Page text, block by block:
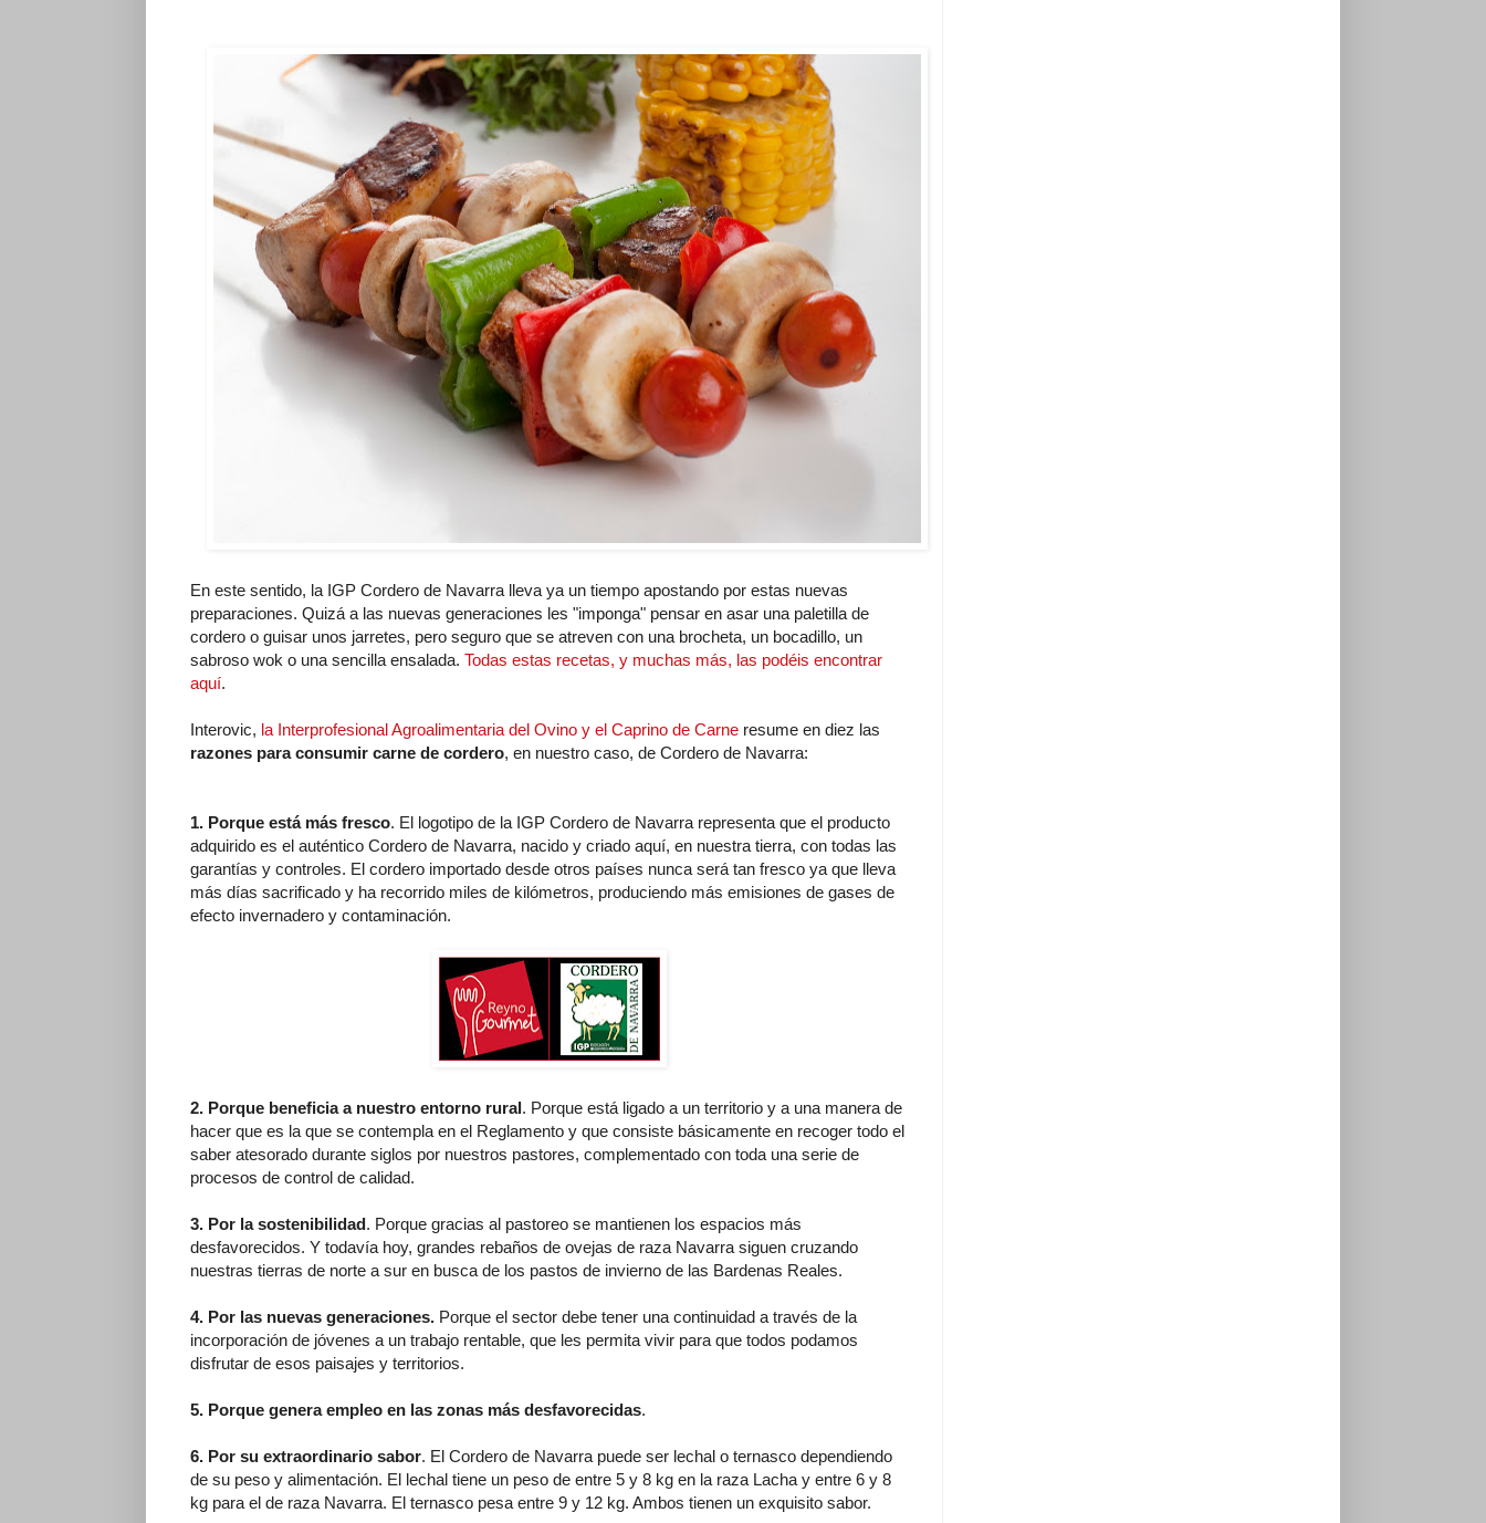
En este sentido, la IGP Cordero de Navarra lleva ya un tiempo apostando por estas nuevas
preparaciones. Quizá a las nuevas generaciones les "imponga" pensar en asar una paletilla de
cordero o guisar unos jarretes, pero seguro que se atreven con una brocheta, un bocadillo, un
sabroso wok o una sencilla ensalada. Todas estas recetas, y muchas más, las podéis encontrar
aquí.
Interovic, la Interprofesional Agroalimentaria del Ovino y el Caprino de Carne resume en diez las
razones para consumir carne de cordero, en nuestro caso, de Cordero de Navarra:
1. Porque está más fresco. El logotipo de la IGP Cordero de Navarra representa que el producto
adquirido es el auténtico Cordero de Navarra, nacido y criado aquí, en nuestra tierra, con todas las
garantías y controles. El cordero importado desde otros países nunca será tan fresco ya que lleva
más días sacrificado y ha recorrido miles de kilómetros, produciendo más emisiones de gases de
efecto invernadero y contaminación.
2. Porque beneficia a nuestro entorno rural. Porque está ligado a un territorio y a una manera de
hacer que es la que se contempla en el Reglamento y que consiste básicamente en recoger todo el
saber atesorado durante siglos por nuestros pastores, complementado con toda una serie de
procesos de control de calidad.
3. Por la sostenibilidad. Porque gracias al pastoreo se mantienen los espacios más
desfavorecidos. Y todavía hoy, grandes rebaños de ovejas de raza Navarra siguen cruzando
nuestras tierras de norte a sur en busca de los pastos de invierno de las Bardenas Reales.
4. Por las nuevas generaciones. Porque el sector debe tener una continuidad a través de la
incorporación de jóvenes a un trabajo rentable, que les permita vivir para que todos podamos
disfrutar de esos paisajes y territorios.
5. Porque genera empleo en las zonas más desfavorecidas.
6. Por su extraordinario sabor. El Cordero de Navarra puede ser lechal o ternasco dependiendo
de su peso y alimentación. El lechal tiene un peso de entre 5 y 8 kg en la raza Lacha y entre 6 y 8
kg para el de raza Navarra. El ternasco pesa entre 9 y 12 kg. Ambos tienen un exquisito sabor.